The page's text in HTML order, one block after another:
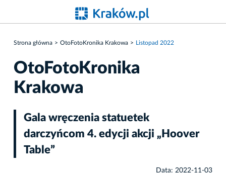
Strona główna OtoFotoKronika Krakowa Listopad 2022
OtoFotoKronika
Krakowa
Gala wręczenia statuetek
darczyńcom 4. edycji akcji „Hoover
Table”
Data: 2022-11-03